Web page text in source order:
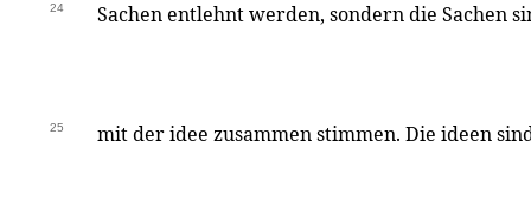
24 Sachen entlehnt werden, sondern die Sachen
25 mit der idee zusammen stimmen. Die ideen